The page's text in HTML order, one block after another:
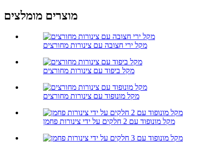
מוצרים מומלצים
מקל ירי חצובה עם צינורות מחורצים
מקל ביפוד עם צינורות מחורצים
מקל מונופוד עם צינורות מחורצים
מקל מונופוד עם 2 חלקים על ידי צינורות פחמן